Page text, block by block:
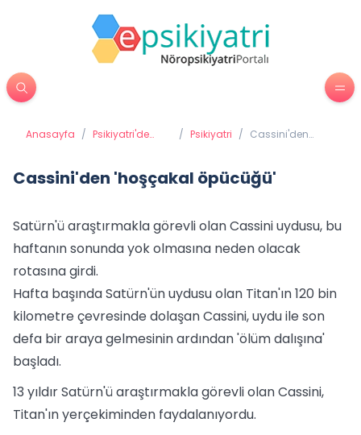
Anasayfa / Psikiyatri'de
/ Psikiyatri / Cassini'den
Cassini'den 'hoşçakal öpücüğü'
Satürn'ü araştırmakla görevli olan Cassini uydusu, bu
haftanın sonunda yok olmasına neden olacak
rotasına girdi.
Hafta başında Satürn'ün uydusu olan Titan'ın 120 bin
kilometre çevresinde dolaşan Cassini, uydu ile son
defa bir araya gelmesinin ardından 'ölüm dalışına'
başladı.
13 yıldır Satürn'ü araştırmakla görevli olan Cassini,
Titan'ın yerçekiminden faydalanıyordu.